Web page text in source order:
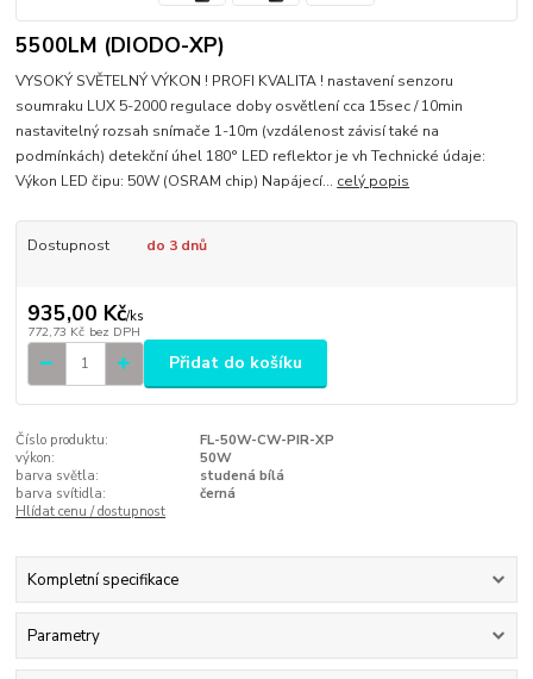
5500LM (DIODO-XP)
VYSOKÝ SVĚTELNÝ VÝKON ! PROFI KVALITA ! nastavení senzoru
soumraku LUX 5-2000 regulace doby osvětlení cca 15sec / 10min
nastavitelný rozsah snímače 1-10m (vzdálenost závisí také na
podmínkách) detekční úhel 180° LED reflektor je vh Technické údaje:
Výkon LED čipu: 50W (OSRAM chip) Napájecí... celý popis
Dostupnost do 3 dnů
935,00 Kč/ks
772,73 Kč bez DPH
Přidat do košíku
Číslo produktu:
FL-50W-CW-PIR-XP
výkon:
50W
barva světla:
studená bílá
barva svítidla:
černá
Hlídat cenu / dostupnost
Kompletní specifikace
Parametry